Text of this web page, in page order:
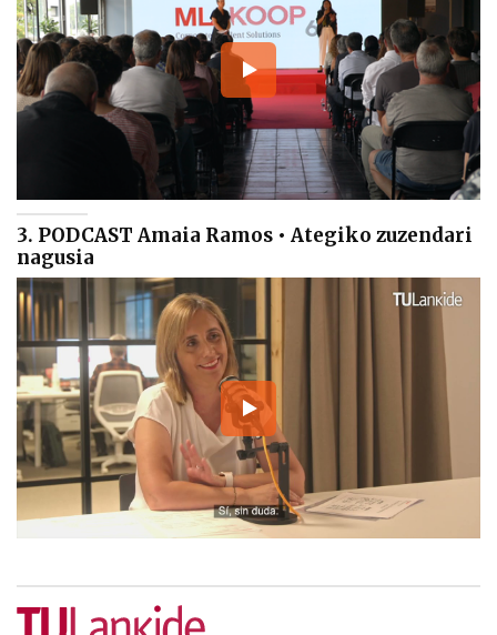
3. PODCAST Amaia Ramos • Ategiko zuzendari
nagusia